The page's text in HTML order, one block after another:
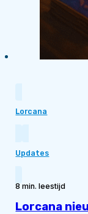
Lorcana
Updates
8 min. leestijd
Lorcana